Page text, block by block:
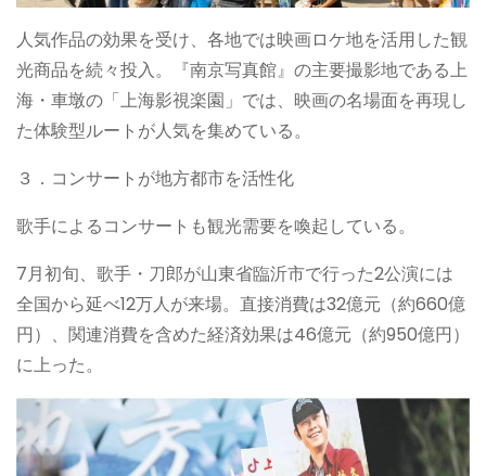
人気作品の効果を受け、各地では映画ロケ地を活用した観
光商品を続々投入。『南京写真館』の主要撮影地である上
海・車墩の「上海影視楽園」では、映画の名場面を再現し
た体験型ルートが人気を集めている。
３．コンサートが地方都市を活性化
歌手によるコンサートも観光需要を喚起している。
7月初旬、歌手・刀郎が山東省臨沂市で行った2公演には
全国から延べ12万人が来場。直接消費は32億元（約660億
円）、関連消費を含めた経済効果は46億元（約950億円）
に上った。